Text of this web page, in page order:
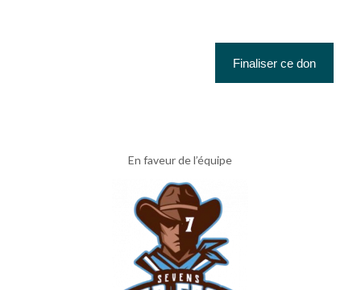
En faveur de l’équipe